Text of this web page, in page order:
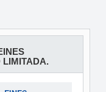
LIMITADA.